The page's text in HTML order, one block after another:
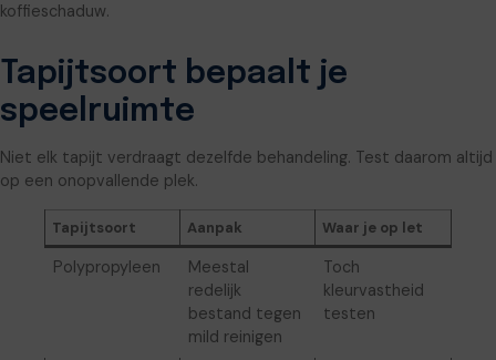
koffieschaduw.
Tapijtsoort bepaalt je
speelruimte
Niet elk tapijt verdraagt dezelfde behandeling. Test daarom altijd
op een onopvallende plek.
Tapijtsoort Aanpak Waar je op let
Polypropyleen
Meestal
redelijk
bestand tegen
mild reinigen
Toch
kleurvastheid
testen